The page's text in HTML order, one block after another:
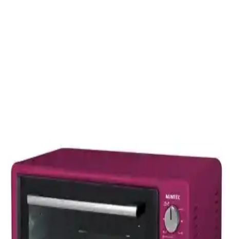
Fonksiyonlu Mutfak Çözümü
Beko'nun şık tasarımlı BSUF 5000 MEB mini fırını, 50 litrelik geniş
iç hacmi ve 6 fonksiyonuyla mutfakta pratik çözümler sunar.
Kompakt boyutları ve kolay temizlenebilir özellikleriyle ideal bir
İnova Mini Fırın 35 Litre ve Tanq Kek Ustası 36 Lt
Mini Fırın Karşılaştırması